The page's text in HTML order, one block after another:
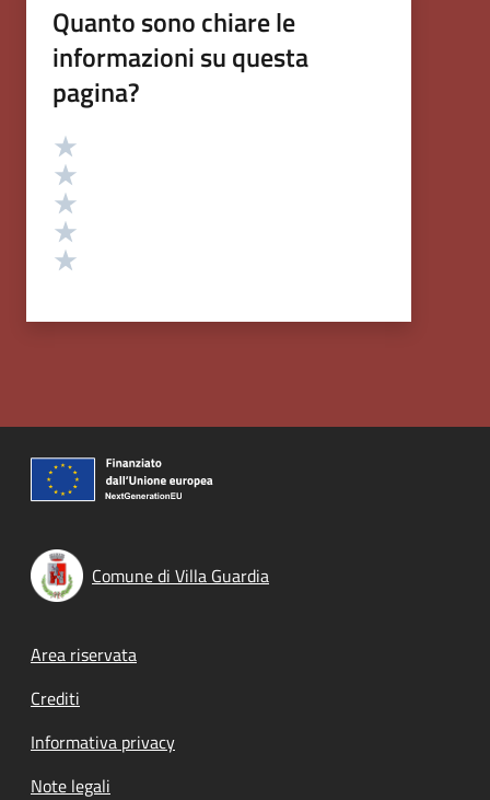
Quanto sono chiare le
informazioni su questa
pagina?
Valutazione
Comune di Villa Guardia
Footer menu
Area riservata
Crediti
Informativa privacy
Note legali